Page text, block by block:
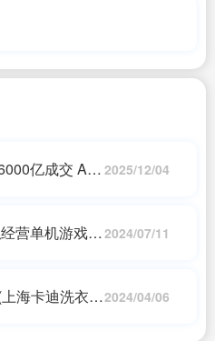
亿成交 A股 2025/12/04
营单机游戏推 2024/07/11
海卡迪洗衣机2024/04/06